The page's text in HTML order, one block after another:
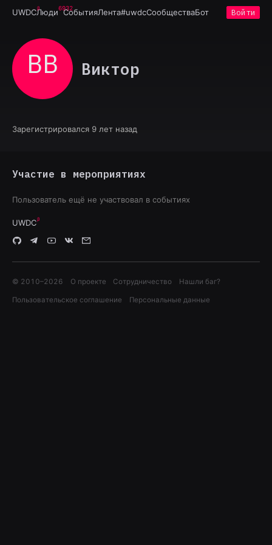
UWDCЛюди6932
СобытияЛента#uwdcСообществаБот Войти
ВВ Виктор
Зарегистрировался 9 лет назад
Участие в мероприятиях
Пользователь ещё не участвовал в событиях
UWDC
© 2010–2026 О проекте Сотрудничество Нашли баг?
Пользовательское соглашение Персональные данные